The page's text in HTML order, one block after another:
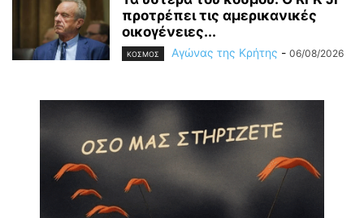
προτρέπει τις αμερικανικές
οικογένειες...
ΚΟΣΜΟΣ Αγώνας της Κρήτης - 06/08/2026